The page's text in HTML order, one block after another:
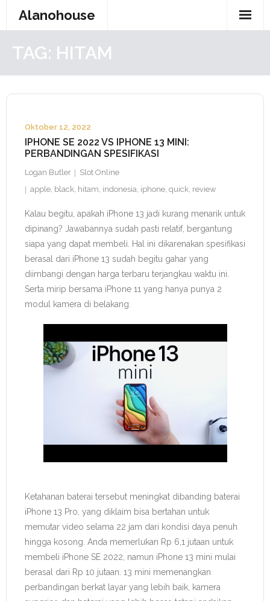
Alanohouse
TAG: HITAM
IPHONE SE 2022 VS IPHONE 13 MINI:
PERBANDINGAN SPESIFIKASI
Oktober 12, 2022
Logan Butler
Slot Online
apple, black, hitam, indonesia, iphone, quick, review
Kalau begitu, apakah iPhone 13 jadi kurang menarik untuk
dipinang? Jawabannya sudah pasti relatif, bergantung
siapa yang dapat membeli. Hal ini dikarenakan spesifikasi
berasal dari iPhone 13 sudah begitu gahar yang
diimbangi dengan harga terbaru terjangkau waktu ini.
Serta mirip bersama iPhone 11 yang hanya punya 2
modul kamera di belakang.
Ketahanan baterai tersebut meningkat dibanding baterai
iPhone 13 Pro, yang diklaim bisa bertahan untuk
memutar video selama 22 jam dari kondisi daya penuh
hingga kosong. Anda memerlukan Rp 6,1 jutaan untuk
membeli iPhone SE 2022, namun iPhone 13 mini mulai
berasal dari Rp 10 jutaan. 13 mini memenangkan
perbandingan berkat layar yang lebih baik, kamera